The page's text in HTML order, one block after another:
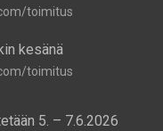
toimitus
kesänä
toimitus
5. – 7.6.2026